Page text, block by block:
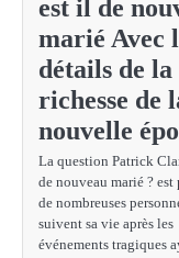
est il de
marié Avec
détails de la
richesse de
nouvelle
La question Patrick
de nouveau marié ? est
de nombreuses
suivent sa vie après les
événements tragiques